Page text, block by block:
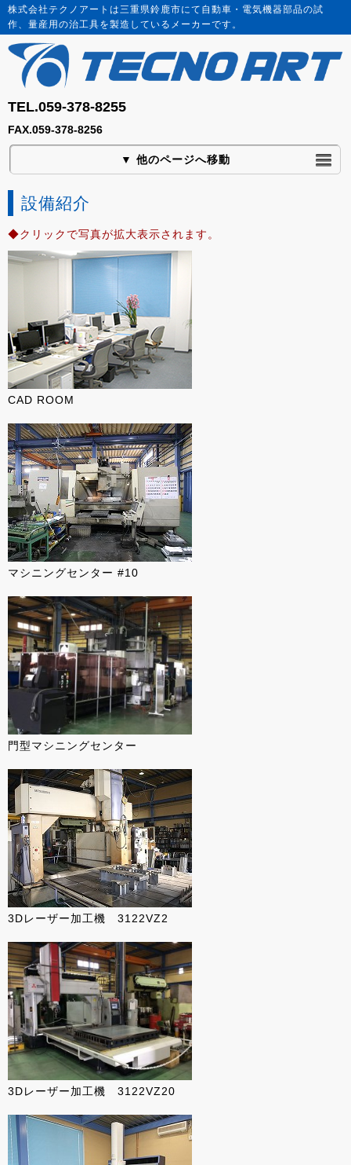
株式会社テクノアートは三重県鈴鹿市にて自動車・電気機器部品の試
作、量産用の治工具を製造しているメーカーです。
TEL.059-378-8255
FAX.059-378-8256
▼ 他のページへ移動
設備紹介
◆クリックで写真が拡大表示されます。
CAD ROOM
マシニングセンター #10
門型マシニングセンター
3Dレーザー加工機 3122VZ2
3Dレーザー加工機 3122VZ20